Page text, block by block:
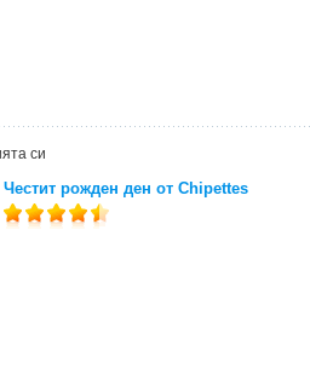
си
Честит рожден ден от Chipettes